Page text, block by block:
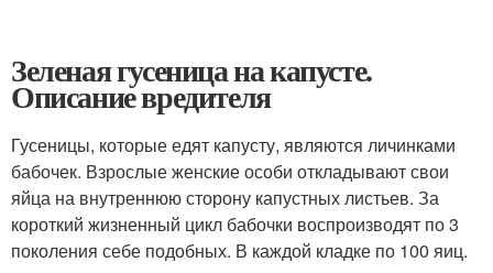
Зеленая гусеница на капусте.
Описание вредителя
Гусеницы, которые едят капусту, являются личинками
бабочек. Взрослые женские особи откладывают свои
яйца на внутреннюю сторону капустных листьев. За
короткий жизненный цикл бабочки воспроизводят по 3
поколения себе подобных. В каждой кладке по 100 яиц.